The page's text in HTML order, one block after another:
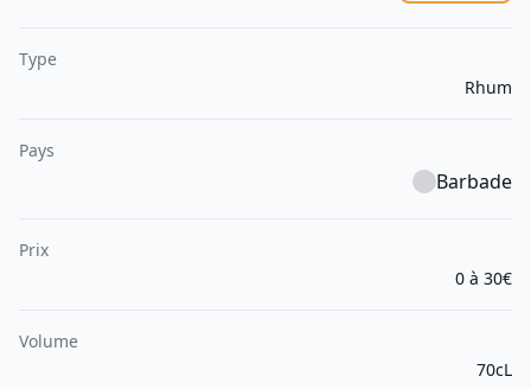
Type
Rhum
Pays
Barbade
Prix
0 à 30€
Volume
70cL